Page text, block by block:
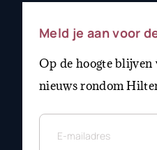
Meld je aan voor
Op de hoogte blijven
nieuws rondom